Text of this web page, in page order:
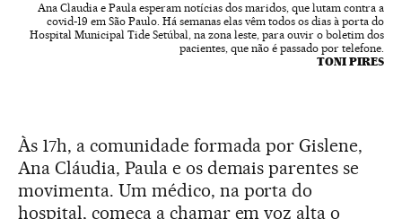
Ana Claudia e Paula esperam notícias dos maridos, que lutam contra a
covid-19 em São Paulo. Há semanas elas vêm todos os dias à porta do
Hospital Municipal Tide Setúbal, na zona leste, para ouvir o boletim dos
pacientes, que não é passado por telefone.
TONI PIRES
Às 17h, a comunidade formada por Gislene,
Ana Cláudia, Paula e os demais parentes se
movimenta. Um médico, na porta do
hospital, começa a chamar em voz alta o